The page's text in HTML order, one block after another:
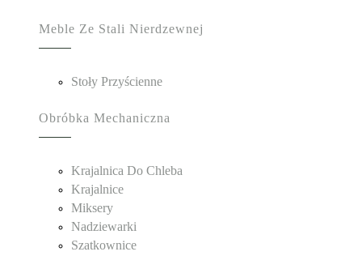
Meble Ze Stali Nierdzewnej
Stoły Przyścienne
Obróbka Mechaniczna
Krajalnica Do Chleba
Krajalnice
Miksery
Nadziewarki
Szatkownice